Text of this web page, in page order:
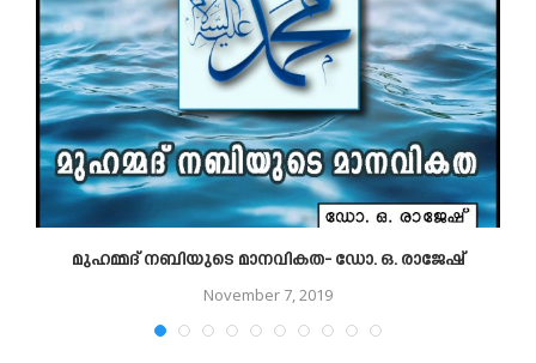
മുഹമ്മദ് നബിയുടെ മാനവികത- ഡോ. ഒ. രാജേഷ്
November 7, 2019